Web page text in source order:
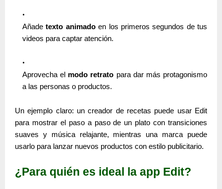
Añadetexto animadoen los primeros segundos de tus
videos para captar atención.
Aprovecha el modo retrato para dar más protagonismo
a las personas o productos.
Un ejemplo claro: un creador de recetas puede usar Edit
para mostrar el paso a paso de un plato con transiciones
suaves y música relajante, mientras una marca puede
usarlo para lanzar nuevos productos con estilo publicitario.
¿Para quién es ideal la app Edit?